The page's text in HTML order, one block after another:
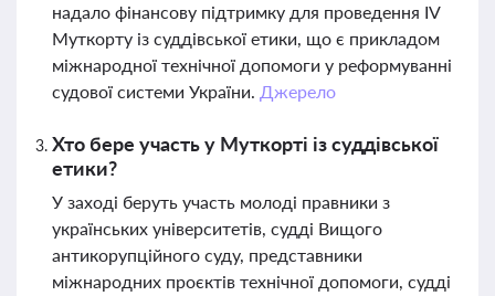
надало фінансову підтримку для проведення IV
Муткорту із суддівської етики, що є прикладом
міжнародної технічної допомоги у реформуванні
судової системи України. Джерело
Хто бере участь у Муткорті із суддівської
етики?
У заході беруть участь молоді правники з
українських університетів, судді Вищого
антикорупційного суду, представники
міжнародних проєктів технічної допомоги, судді